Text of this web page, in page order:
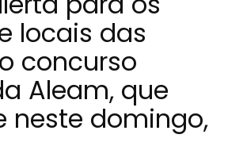
locais das
concurso
Aleam, que
neste domingo,